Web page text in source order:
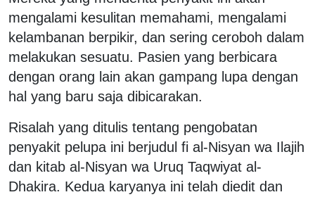
mengalami kesulitan memahami, mengalami
kelambanan berpikir, dan sering ceroboh dalam
melakukan sesuatu. Pasien yang berbicara
dengan orang lain akan gampang lupa dengan
hal yang baru saja dibicarakan.
Risalah yang ditulis tentang pengobatan
penyakit pelupa ini berjudul fi al-Nisyan wa Ilajih
dan kitab al-Nisyan wa Uruq Taqwiyat al-
Dhakira. Kedua karyanya ini telah diedit dan